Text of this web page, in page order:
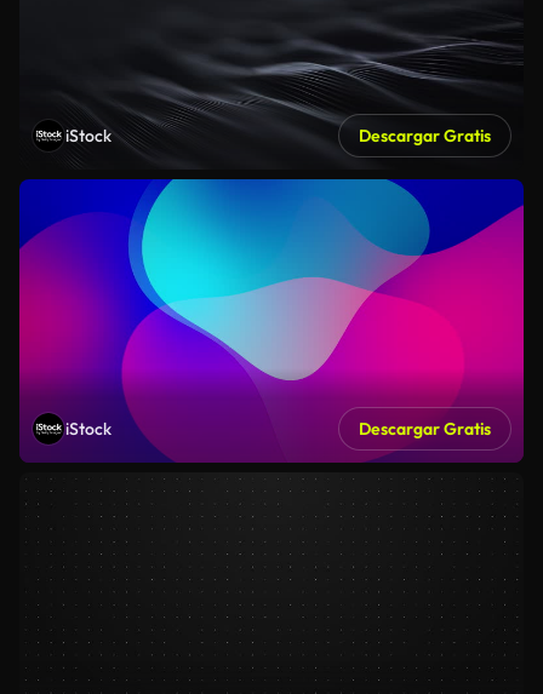
iStock Descargar Gratis
iStock Descargar Gratis